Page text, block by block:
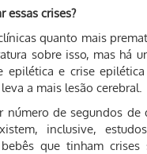
essas crises?
quanto mais
sobre isso, mas há
e crise
a mais lesão cerebral.
de segundos de
inclusive,
que tinham